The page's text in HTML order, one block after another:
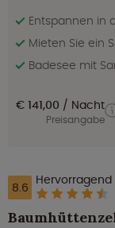
Entspannen in
Mieten Sie ein
Badesee mit
€ 141,00 Nacht
Preisangabe
8.6 Hervorragend